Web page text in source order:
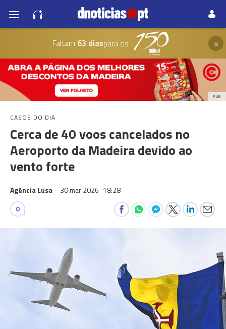
Faltam 63 diaspara os ×
PUB
CASOS DO DIA
Cerca de 40 voos cancelados no
Aeroporto da Madeira devido ao
vento forte
Agência Lusa 30 mar 2026 18:28
0